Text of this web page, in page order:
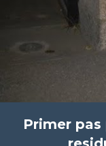
Primer